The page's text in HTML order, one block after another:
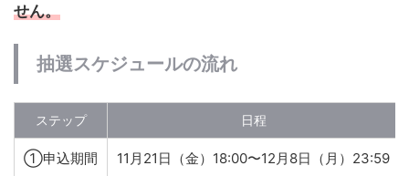
せん。
抽選スケジュールの流れ
ステップ 日程
①申込期間 11月21日（金）18:00〜12月8日（月）23:59